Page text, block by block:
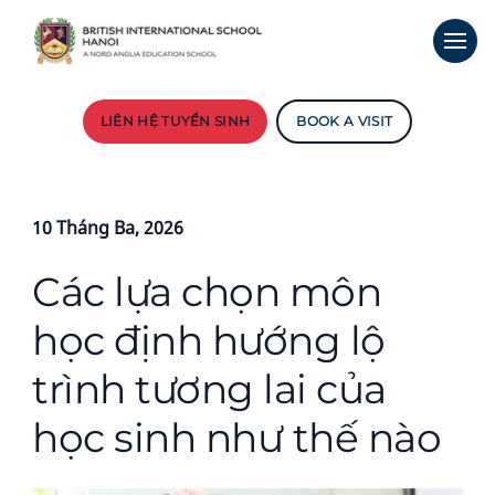
LIÊN HỆ TUYỂN SINH BOOK A VISIT
10 Tháng Ba, 2026
Các lựa chọn môn
học định hướng lộ
trình tương lai của
học sinh như thế nào